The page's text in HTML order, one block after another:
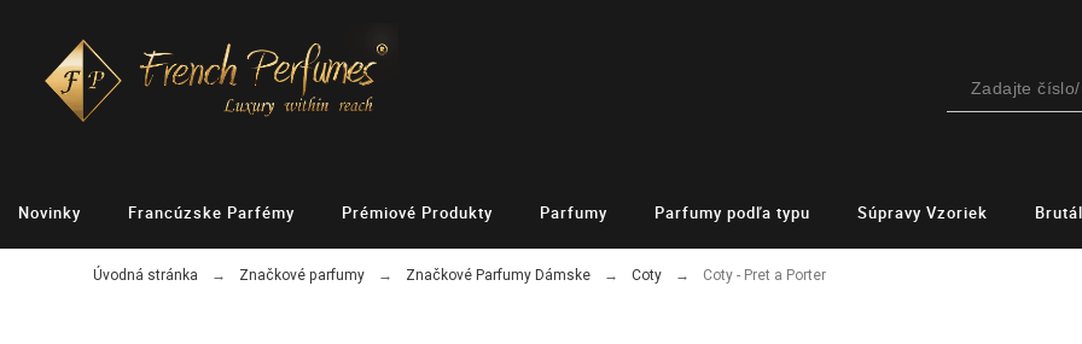
Novinky Francúzske Parfémy Prémiové Produkty Parfumy Parfumy podľa typu Súpravy Vzoriek
Úvodná stránka Značkové parfumy Značkové Parfumy Dámske Coty Coty - Pret a Porter